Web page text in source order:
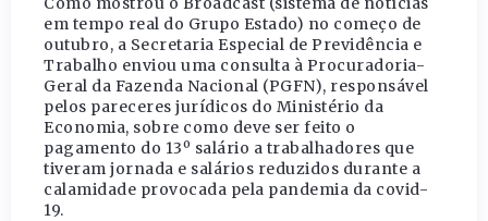
em tempo real do Grupo Estado) no começo de
outubro, a Secretaria Especial de Previdência e
Trabalho enviou uma consulta à Procuradoria-
Geral da Fazenda Nacional (PGFN), responsável
pelos pareceres jurídicos do Ministério da
Economia, sobre como deve ser feito o
pagamento do 13º salário a trabalhadores que
tiveram jornada e salários reduzidos durante a
calamidade provocada pela pandemia da covid-
19.